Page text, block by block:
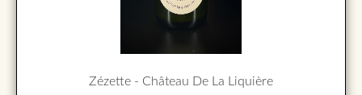
Zézette - Château De La Liquière